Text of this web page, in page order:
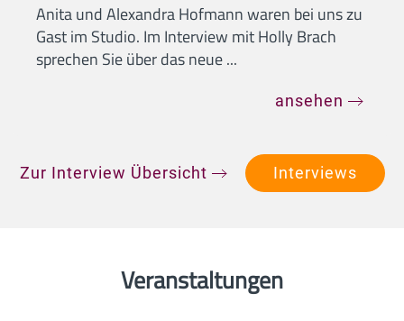
Anita und Alexandra Hofmann waren bei uns zu
Gast im Studio. Im Interview mit Holly Brach
sprechen Sie über das neue ...
ansehen
Zur Interview Übersicht Interviews
Veranstaltungen